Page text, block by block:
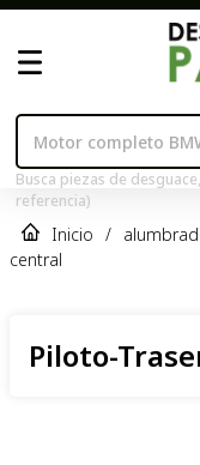
Busca piezas de
referencia)
Inicio /
central
Piloto-